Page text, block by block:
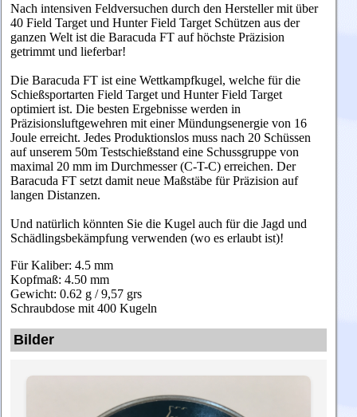
Nach intensiven Feldversuchen durch den Hersteller mit über
40 Field Target und Hunter Field Target Schützen aus der
ganzen Welt ist die Baracuda FT auf höchste Präzision
getrimmt und lieferbar!
Die Baracuda FT ist eine Wettkampfkugel, welche für die
Schießsportarten Field Target und Hunter Field Target
optimiert ist. Die besten Ergebnisse werden in
Präzisionsluftgewehren mit einer Mündungsenergie von 16
Joule erreicht. Jedes Produktionslos muss nach 20 Schüssen
auf unserem 50m Testschießstand eine Schussgruppe von
maximal 20 mm im Durchmesser (C-T-C) erreichen. Der
Baracuda FT setzt damit neue Maßstäbe für Präzision auf
langen Distanzen.
Und natürlich könnten Sie die Kugel auch für die Jagd und
Schädlingsbekämpfung verwenden (wo es erlaubt ist)!
Für Kaliber: 4.5 mm
Kopfmaß: 4.50 mm
Gewicht: 0.62 g / 9,57 grs
Schraubdose mit 400 Kugeln
Bilder